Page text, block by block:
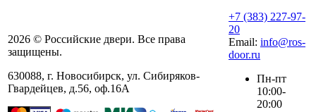
2026 © Российские двери. Все права
защищены.
630088, г. Новосибирск, ул. ​Сибиряков-
Гвардейцев, д.56​, оф.16А
+7 (383) 227-97-
20
Email: info@ros-
door.ru
Пн-пт
10:00-
20:00